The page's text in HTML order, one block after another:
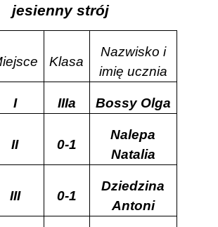
jesienny strój
Klasa
Nazwisko i
imię ucznia
I IIIa Bossy Olga
II 0-1
Nalepa
Natalia
III 0-1
Dziedzina
Antoni